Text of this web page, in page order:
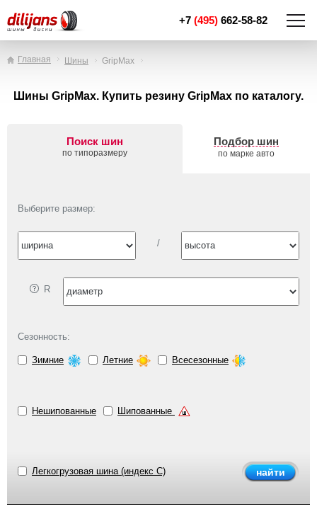
+7 (495) 662-58-82
Главная Шины GripMax
Шины GripMax. Купить резину GripMax по каталогу.
Поиск шин
по типоразмеру
Подбор шин
по марке авто
Выберите размер:
/
R
Сезонность:
Зимние Летние Всесезонные
Нешипованные Шипованные
Легкогрузовая шина (индекс C)